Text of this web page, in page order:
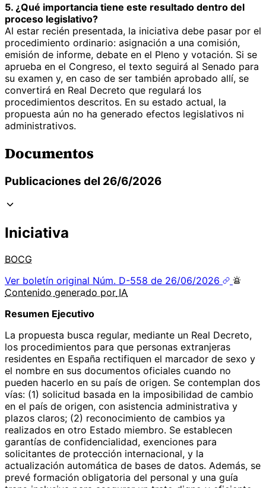
5. ¿Qué importancia tiene este resultado dentro del
proceso legislativo?
Al estar recién presentada, la iniciativa debe pasar por el
procedimiento ordinario: asignación a una comisión,
emisión de informe, debate en el Pleno y votación. Si se
aprueba en el Congreso, el texto seguirá al Senado para
su examen y, en caso de ser también aprobado allí, se
convertirá en Real Decreto que regulará los
procedimientos descritos. En su estado actual, la
propuesta aún no ha generado efectos legislativos ni
administrativos.
Documentos
Publicaciones del 26/6/2026
Iniciativa
BOCG
Ver boletín original Núm. D-558 de 26/06/2026
Contenido generado por IA
Resumen Ejecutivo
La propuesta busca regular, mediante un Real Decreto,
los procedimientos para que personas extranjeras
residentes en España rectifiquen el marcador de sexo y
el nombre en sus documentos oficiales cuando no
pueden hacerlo en su país de origen. Se contemplan dos
vías: (1) solicitud basada en la imposibilidad de cambio
en el país de origen, con asistencia administrativa y
plazos claros; (2) reconocimiento de cambios ya
realizados en otro Estado miembro. Se establecen
garantías de confidencialidad, exenciones para
solicitantes de protección internacional, y la
actualización automática de bases de datos. Además, se
prevé formación obligatoria del personal y una guía